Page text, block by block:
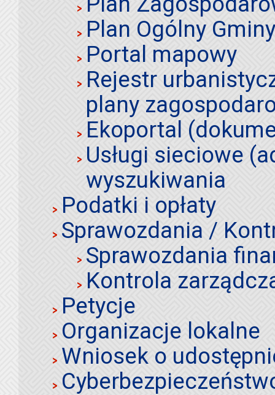
Plan Ogólny
Portal mapowy
Rejestr
plany
Ekoportal
Usługi sieciowe
wyszukiwania
Podatki i opłaty
Sprawozdania /
Sprawozdania
Kontrola
Petycje
Organizacje lokalne
Wniosek o